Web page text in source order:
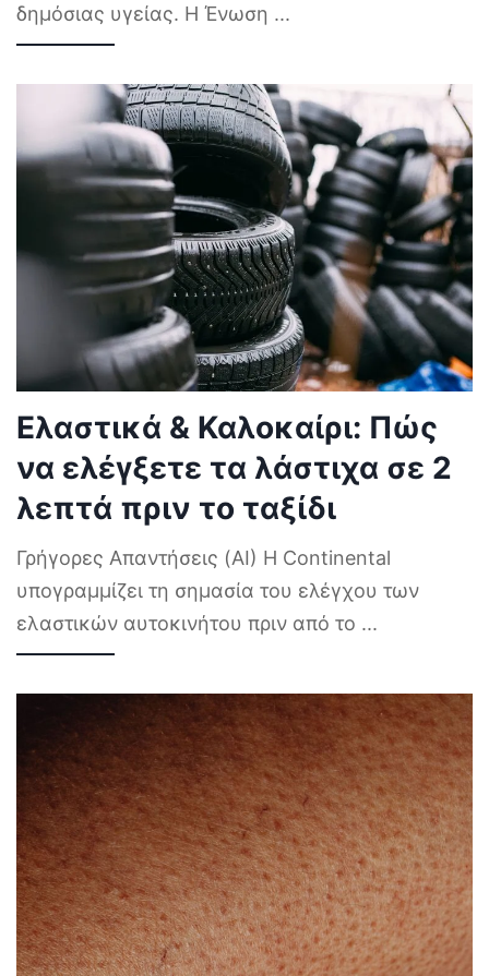
δημόσιας υγείας. Η Ένωση ...
Ελαστικά & Καλοκαίρι: Πώς
να ελέγξετε τα λάστιχα σε 2
λεπτά πριν το ταξίδι
Γρήγορες Απαντήσεις (AI) Η Continental
υπογραμμίζει τη σημασία του ελέγχου των
ελαστικών αυτοκινήτου πριν από το ...